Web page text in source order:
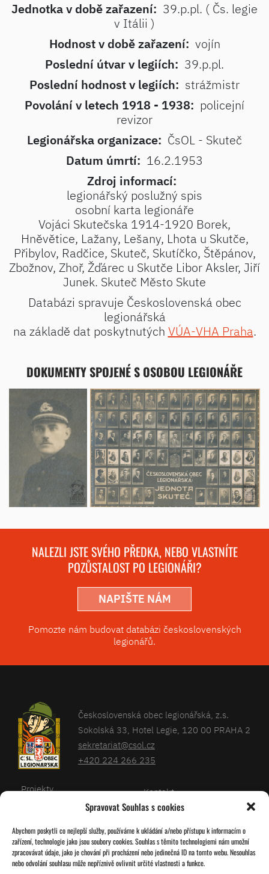
Spravovat Souhlas s cookies
Abychom poskytli co nejlepší služby, používáme k ukládání a/nebo přístupu k informacím o
zařízení, technologie jako jsou soubory cookies. Souhlas s těmito technologiemi nám umožní
zpracovávat údaje, jako je chování při procházení nebo jedinečná ID na tomto webu. Nesouhlas
nebo odvolání souhlasu může nepříznivě ovlivnit určité vlastnosti a funkce.
Jednotka v době zařazení: 39.p.pl. ( Čs. legie
v Itálii )
Hodnost v době zařazení: vojín
Poslední útvar v legiích: 39.p.pl.
Poslední hodnost v legiích: strážmistr
Povolání v letech 1918 - 1938: policejní
revizor
Legionářska organizace: ČsOL - Skuteč
Datum úmrtí: 16.2.1953
Zdroj informací:
legionářský poslužný spis
osobní karta legionáře
Vojáci Skutečska 1914-1920 Borek,
Hněvětice, Lažany, Lešany, Lhota u Skutče,
Přibylov, Radčice, Skuteč, Skutíčko, Štěpánov,
Zbožnov, Zhoř, Žďárec u Skutče Libor Aksler, Jiří
Junek. Skuteč Město Skute
Databázi spravuje Československá obec
legionářská
na základě dat poskytnutých VÚA-VHA Praha.
DOKUMENTY SPOJENÉ S OSOBOU LEGIONÁŘE
NALEZLI JSTE SVÉHO PŘEDKA, NEBO VLASTNÍTE
POZŮSTALOST PO LEGIONÁŘI?
NAPIŠTE NÁM
Pomozte nám budovat databázi československých
legionářů.
Československá obec legionářská, z.s.
Sokolská 33, Hotel Legie, 120 00 PRAHA 2
sekretariat@csol.cz
+420 224 266 235
Projekty
Kalendář
O nás
Kontakt
Databáze legionářů
Pro členy
Zásady cookies